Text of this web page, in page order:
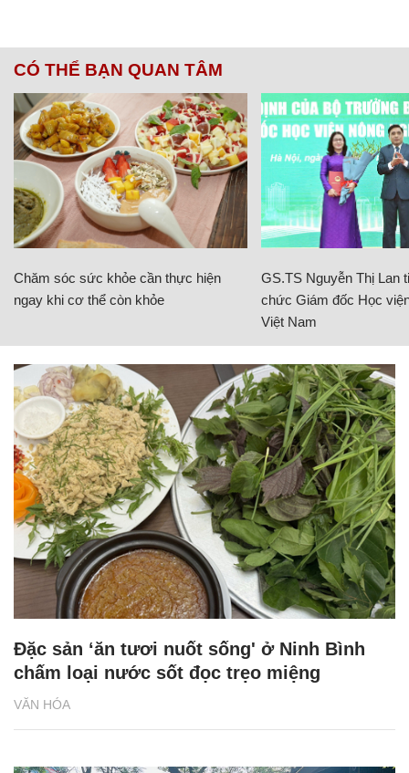
CÓ THỂ BẠN QUAN TÂM
Chăm sóc sức khỏe cần thực hiện
ngay khi cơ thể còn khỏe
GS.TS Nguyễn Thị Lan
chức Giám đốc Học
Việt Nam
VĂN HÓA
Đặc sản ‘ăn tươi nuốt sống' ở Ninh Bình
chấm loại nước sốt đọc trẹo miệng